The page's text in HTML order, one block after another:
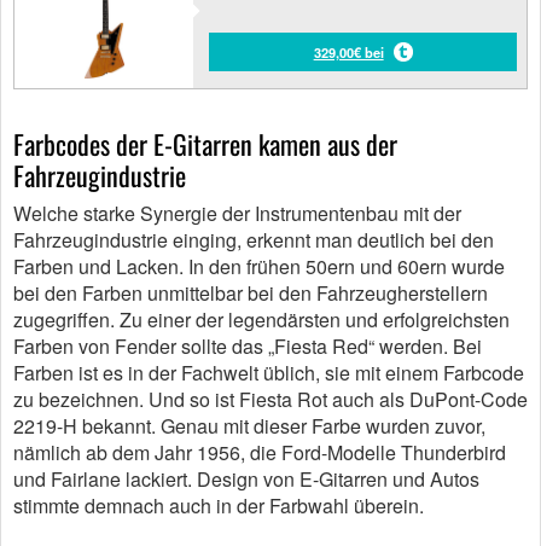
329,00€ bei
Farbcodes der E-Gitarren kamen aus der
Fahrzeugindustrie
Welche starke Synergie der Instrumentenbau mit der
Fahrzeugindustrie einging, erkennt man deutlich bei den
Farben und Lacken. In den frühen 50ern und 60ern wurde
bei den Farben unmittelbar bei den Fahrzeugherstellern
zugegriffen. Zu einer der legendärsten und erfolgreichsten
Farben von Fender sollte das „Fiesta Red“ werden. Bei
Farben ist es in der Fachwelt üblich, sie mit einem Farbcode
zu bezeichnen. Und so ist Fiesta Rot auch als DuPont-Code
2219-H bekannt. Genau mit dieser Farbe wurden zuvor,
nämlich ab dem Jahr 1956, die Ford-Modelle Thunderbird
und Fairlane lackiert. Design von E-Gitarren und Autos
stimmte demnach auch in der Farbwahl überein.